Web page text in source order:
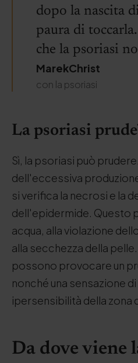
dopo la nascita
paura di
che la psoriasi
MarekChrist
con la psoriasi
La psoriasi
Sì, la psoriasi può
dell'eccessiva
si verifica la necrosi e la
dell'epidermide. Questo
acqua, alla violazione
alla secchezza della
possono provocare un
nonché una sensazione
ipersensibilità della zona
Da dove viene